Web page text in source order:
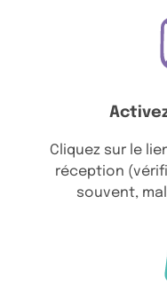
Cliquez sur le
réception
souvent,